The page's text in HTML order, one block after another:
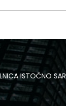
ISTOČNO